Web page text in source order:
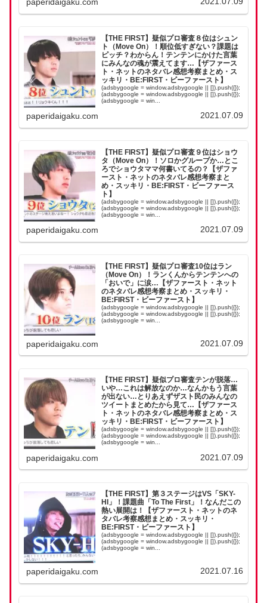
paperidaigaku.com
【THE FIRST】疑似プロ審査８位はシュン
ト（Move On）！順位低すぎない？課題は
ピッチ？わからん！テンテンにかけた言葉
にみんなの魂が震えてます…【ザファース
ト・ネットのネタバレ感想考察まとめ・ス
ッキリ・BE:FIRST・ビーファースト】
(adsbygoogle = window.adsbygoogle || []).push({});
(adsbygoogle = window.adsbygoogle || []).push({});
(adsbygoogle = win...
paperidaigaku.com 2021.07.09
【THE FIRST】疑似プロ審査９位はショウ
タ（Move On）！ソロかグループか…とこ
ろでショウタママ何書いてるの？【ザファ
ースト・ネットのネタバレ感想考察まと
め・スッキリ・BE:FIRST・ビーファース
ト】
(adsbygoogle = window.adsbygoogle || []).push({});
(adsbygoogle = window.adsbygoogle || []).push({});
(adsbygoogle = win...
paperidaigaku.com 2021.07.09
【THE FIRST】疑似プロ審査10位はラン
（Move On）！ランくんからテンテンへの
「おいで」に涙…【ザファースト・ネット
のネタバレ感想考察まとめ・スッキリ・
BE:FIRST・ビーファースト】
(adsbygoogle = window.adsbygoogle || []).push({});
(adsbygoogle = window.adsbygoogle || []).push({});
(adsbygoogle = win...
paperidaigaku.com 2021.07.09
【THE FIRST】疑似プロ審査テンが脱落…
いや…これは解放なのか…なんかもう言葉
が出ない…とりあえずザスト民のみんなの
ツイートまとめたから見て…【ザファース
ト・ネットのネタバレ感想考察まとめ・ス
ッキリ・BE:FIRST・ビーファースト】
(adsbygoogle = window.adsbygoogle || []).push({});
(adsbygoogle = window.adsbygoogle || []).push({});
(adsbygoogle = win...
paperidaigaku.com 2021.07.09
【THE FIRST】第３ステージはVS「SKY-
HI」！課題曲「To The First」！なんだこの
熱い展開は！【ザファースト・ネットのネ
タバレ考察感想まとめ・スッキリ・
BE:FIRST・ビーファースト】
(adsbygoogle = window.adsbygoogle || []).push({});
(adsbygoogle = window.adsbygoogle || []).push({});
(adsbygoogle = win...
paperidaigaku.com 2021.07.16